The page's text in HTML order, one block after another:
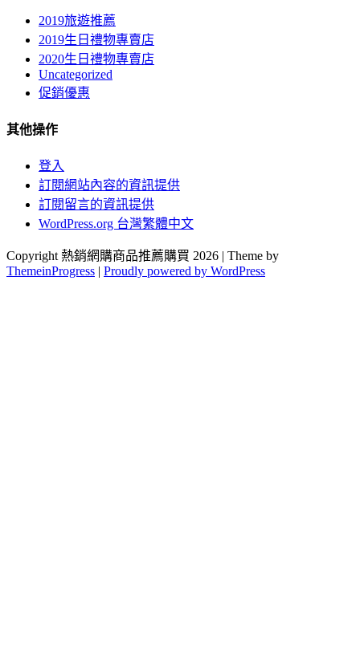
2019旅遊推薦
2019生日禮物專賣店
2020生日禮物專賣店
Uncategorized
促銷優惠
其他操作
登入
訂閱網站內容的資訊提供
訂閱留言的資訊提供
WordPress.org 台灣繁體中文
Copyright 熱銷網購商品推薦購買 2026 | Theme by
ThemeinProgress | Proudly powered by WordPress